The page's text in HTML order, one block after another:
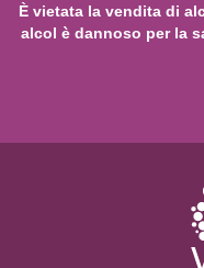
È vietata la vendita di
alcol è dannoso per la